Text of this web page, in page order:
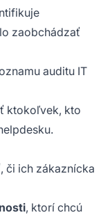
zaobchádzať
auditu IT
ktokoľvek, kto
či ich zákaznícka
, ktorí chcú